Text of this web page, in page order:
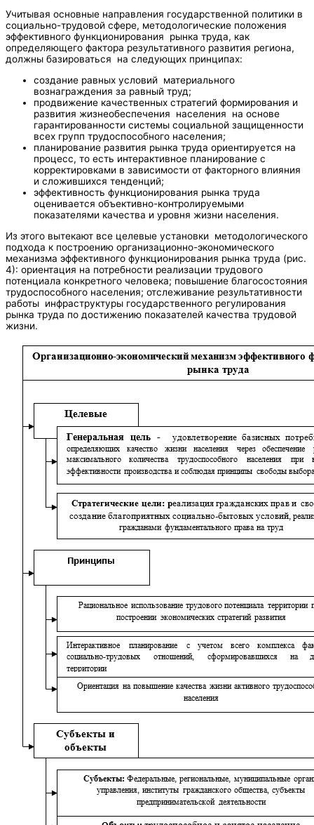
Учитывая основные направления государственной политики в
социально-трудовой сфере, методологические положения
эффективного функционирования рынка труда, как
определяющего фактора результативного развития региона,
должны базироваться на следующих принципах:
создание равных условий материального
вознаграждения за равный труд;
продвижение качественных стратегий формирования и
развития жизнеобеспечения населения на основе
гарантированности системы социальной защищенности
всех групп трудоспособного населения;
планирование развития рынка труда ориентируется на
процесс, то есть интерактивное планирование с
корректировками в зависимости от факторного влияния
и сложившихся тенденций;
эффективность функционирования рынка труда
оценивается объективно-контролируемыми
показателями качества и уровня жизни населения.
Из этого вытекают все целевые установки методологического
подхода к построению организационно-экономического
механизма эффективного функционирования рынка труда (рис.
4): ориентация на потребности реализации трудового
потенциала конкретного человека; повышение благосостояния
трудоспособного населения; отслеживание результативности
работы инфраструктуры государственного регулирования
рынка труда по достижению показателей качества трудовой
жизни.